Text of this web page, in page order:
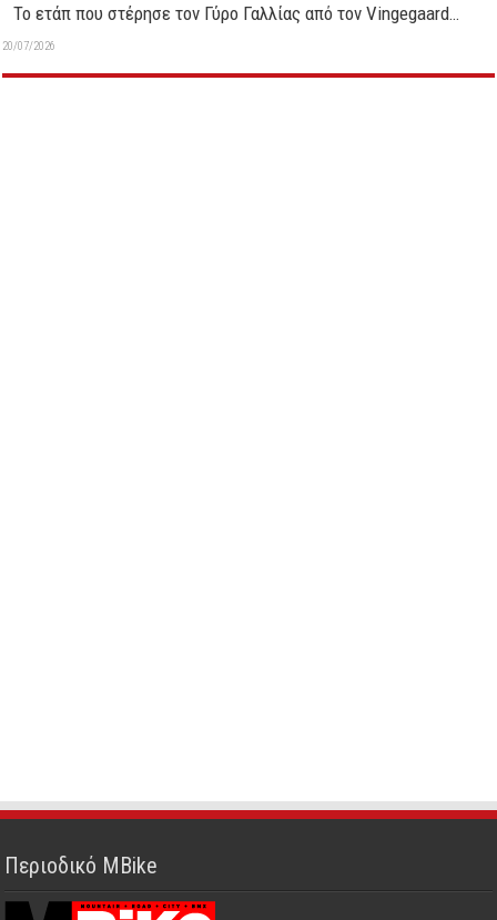
Το ετάπ που στέρησε τον Γύρο Γαλλίας από τον Vingegaard…
20/07/2026
Περιοδικό MBike